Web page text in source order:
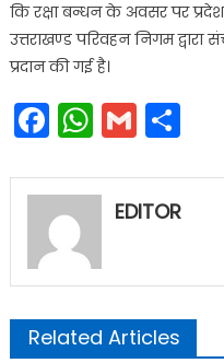
कि रक्षा बन्धन के अवसर पर
उत्तराखण्ड परिवहन निगम द्वारा
प्रदान की गई है।
Facebook
Gmail
EDITOR
Related Articles